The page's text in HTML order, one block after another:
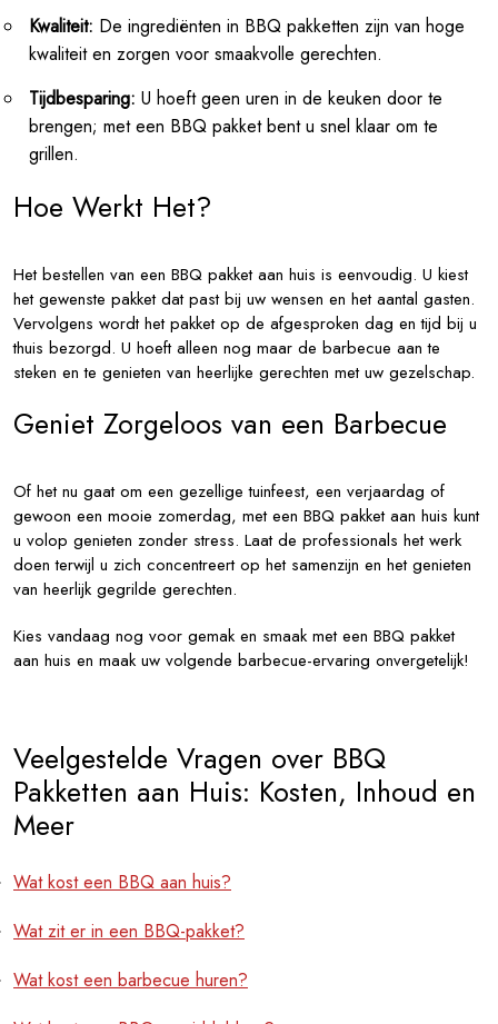
Kwaliteit: De ingrediënten in BBQ pakketten zijn van hoge
kwaliteit en zorgen voor smaakvolle gerechten.
Tijdbesparing: U hoeft geen uren in de keuken door te
brengen; met een BBQ pakket bent u snel klaar om te
grillen.
Hoe Werkt Het?
Het bestellen van een BBQ pakket aan huis is eenvoudig. U kiest
het gewenste pakket dat past bij uw wensen en het aantal gasten.
Vervolgens wordt het pakket op de afgesproken dag en tijd bij u
thuis bezorgd. U hoeft alleen nog maar de barbecue aan te
steken en te genieten van heerlijke gerechten met uw gezelschap.
Geniet Zorgeloos van een Barbecue
Of het nu gaat om een gezellige tuinfeest, een verjaardag of
gewoon een mooie zomerdag, met een BBQ pakket aan huis kunt
u volop genieten zonder stress. Laat de professionals het werk
doen terwijl u zich concentreert op het samenzijn en het genieten
van heerlijk gegrilde gerechten.
Kies vandaag nog voor gemak en smaak met een BBQ pakket
aan huis en maak uw volgende barbecue-ervaring onvergetelijk!
Veelgestelde Vragen over BBQ
Pakketten aan Huis: Kosten, Inhoud en
Meer
Wat kost een BBQ aan huis?
Wat zit er in een BBQ-pakket?
Wat kost een barbecue huren?